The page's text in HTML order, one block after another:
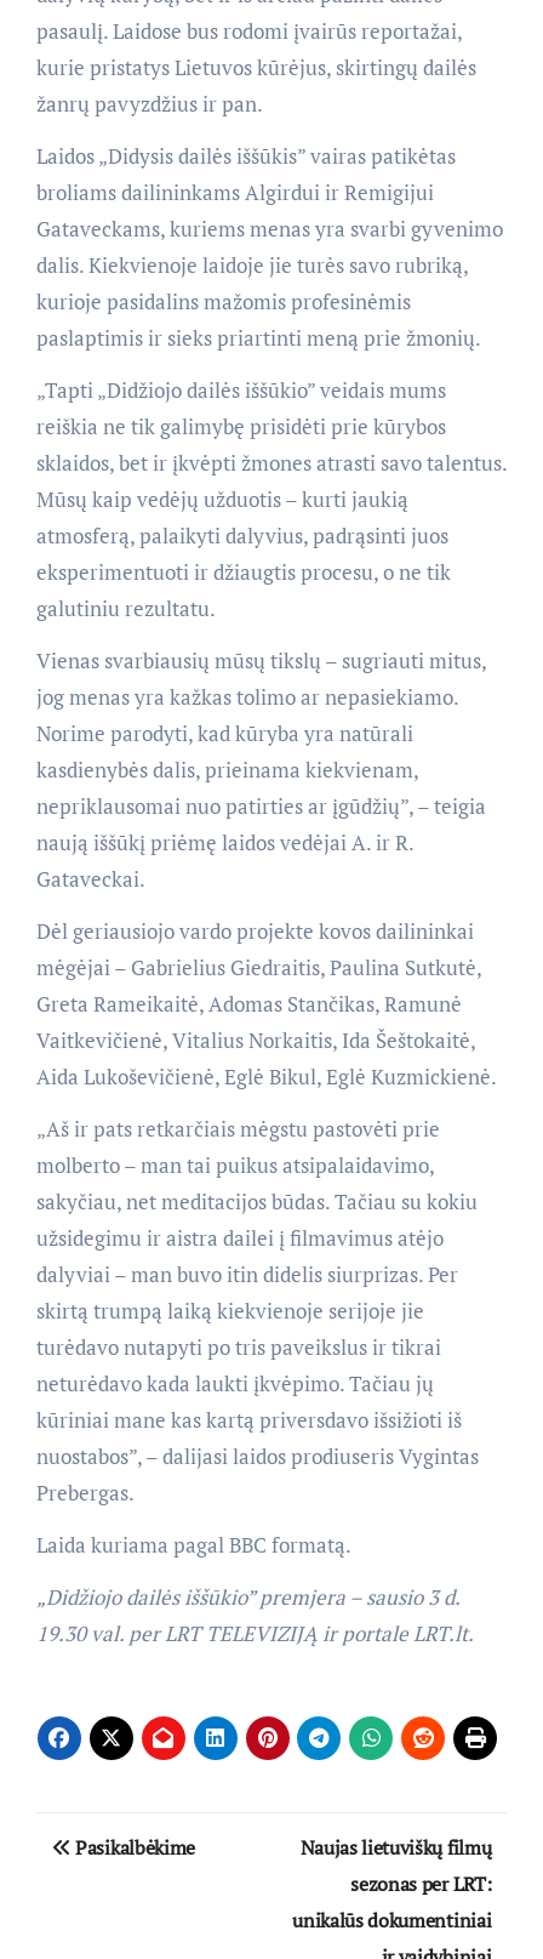
pasaulį. Laidose bus rodomi įvairūs reportažai,
kurie pristatys Lietuvos kūrėjus, skirtingų dailės
žanrų pavyzdžius ir pan.
Laidos „Didysis dailės iššūkis” vairas patikėtas
broliams dailininkams Algirdui ir Remigijui
Gataveckams, kuriems menas yra svarbi gyvenimo
dalis. Kiekvienoje laidoje jie turės savo rubriką,
kurioje pasidalins mažomis profesinėmis
paslaptimis ir sieks priartinti meną prie žmonių.
„Tapti „Didžiojo dailės iššūkio” veidais mums
reiškia ne tik galimybę prisidėti prie kūrybos
sklaidos, bet ir įkvėpti žmones atrasti savo talentus.
Mūsų kaip vedėjų užduotis – kurti jaukią
atmosferą, palaikyti dalyvius, padrąsinti juos
eksperimentuoti ir džiaugtis procesu, o ne tik
galutiniu rezultatu.
Vienas svarbiausių mūsų tikslų – sugriauti mitus,
jog menas yra kažkas tolimo ar nepasiekiamo.
Norime parodyti, kad kūryba yra natūrali
kasdienybės dalis, prieinama kiekvienam,
nepriklausomai nuo patirties ar įgūdžių”, – teigia
naują iššūkį priėmę laidos vedėjai A. ir R.
Gataveckai.
Dėl geriausiojo vardo projekte kovos dailininkai
mėgėjai – Gabrielius Giedraitis, Paulina Sutkutė,
Greta Rameikaitė, Adomas Stančikas, Ramunė
Vaitkevičienė, Vitalius Norkaitis, Ida Šeštokaitė,
Aida Lukoševičienė, Eglė Bikul, Eglė Kuzmickienė.
„Aš ir pats retkarčiais mėgstu pastovėti prie
molberto – man tai puikus atsipalaidavimo,
sakyčiau, net meditacijos būdas. Tačiau su kokiu
užsidegimu ir aistra dailei į filmavimus atėjo
dalyviai – man buvo itin didelis siurprizas. Per
skirtą trumpą laiką kiekvienoje serijoje jie
turėdavo nutapyti po tris paveikslus ir tikrai
neturėdavo kada laukti įkvėpimo. Tačiau jų
kūriniai mane kas kartą priversdavo išsižioti iš
nuostabos”, – dalijasi laidos prodiuseris Vygintas
Prebergas.
Laida kuriama pagal BBC formatą.
„Didžiojo dailės iššūkio” premjera – sausio 3 d.
19.30 val. per LRT TELEVIZIJĄ ir portale LRT.lt.
Navigacija
Pasikalbėkime
Naujas lietuviškų filmų
sezonas per LRT:
unikalūs dokumentiniai